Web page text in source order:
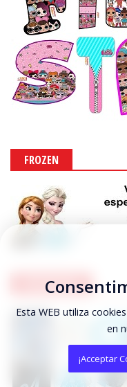
FROZEN
FROZEN ABC
Esta WEB utiliza
en
¡Acceptar